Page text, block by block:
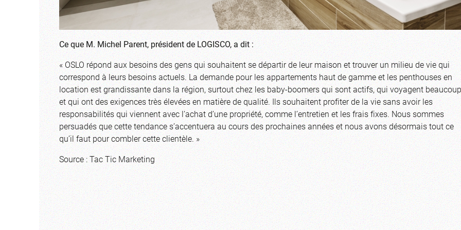
Ce que M. Michel Parent, président de LOGISCO, a dit :
« OSLO répond aux besoins des gens qui souhaitent se départir de leur maison et trouver un milieu de vie qui
correspond à leurs besoins actuels. La demande pour les appartements haut de gamme et les penthouses en
location est grandissante dans la région, surtout chez les baby-boomers qui sont actifs, qui voyagent beaucoup
et qui ont des exigences très élevées en matière de qualité. Ils souhaitent profiter de la vie sans avoir les
responsabilités qui viennent avec l’achat d’une propriété, comme l’entretien et les frais fixes. Nous sommes
persuadés que cette tendance s’accentuera au cours des prochaines années et nous avons désormais tout ce
qu’il faut pour combler cette clientèle. »
Source : Tac Tic Marketing